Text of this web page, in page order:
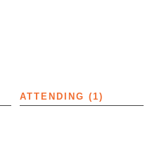
ATTENDING (1)